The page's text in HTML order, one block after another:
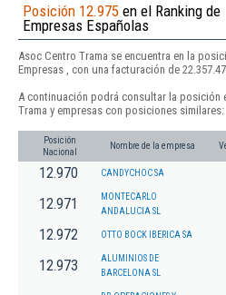
Posición 12.975 en el Ranking de
Empresas Españolas
Asoc Centro Trama se encuentra en la
Empresas , con una facturación de
A continuación podrá consultar la posición
Trama y empresas con posiciones similares:
Posición
Nacional
Nombre de la empresa
12.970 CANDYCHOC SA
12.971
MONTECARLO
ANDALUCIA SL
12.972 OTTO BOCK IBERICA SA
12.973
ALUMINIOS DE
BARCELONA SL